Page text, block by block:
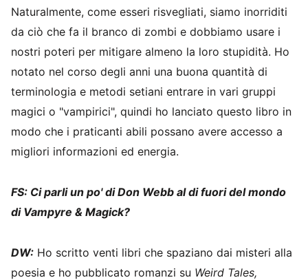
Naturalmente, come esseri risvegliati, siamo inorriditi
da ciò che fa il branco di zombi e dobbiamo usare i
nostri poteri per mitigare almeno la loro stupidità. Ho
notato nel corso degli anni una buona quantità di
terminologia e metodi setiani entrare in vari gruppi
magici o "vampirici", quindi ho lanciato questo libro in
modo che i praticanti abili possano avere accesso a
migliori informazioni ed energia.
FS: Ci parli un po' di Don Webb al di fuori del mondo
di Vampyre & Magick?
DW: Ho scritto venti libri che spaziano dai misteri alla
poesia e ho pubblicato romanzi su Weird Tales,